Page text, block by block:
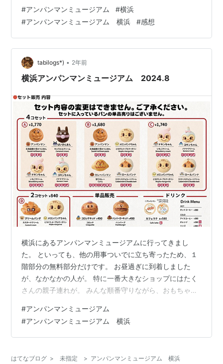
りますね(≧∇≦)b みんなのまちや、ボールで遊べるとこ
ろなど、幅広い月齢で遊べるようにねなっていました。
また、ショーが頻繁に開催されているので、我が家も２
回見ました。 その後フードコートでバースデーパンケー
キのセットと、ハンバーガーのセットを購入し、お昼ご
はん。 アンパンマンのパンケーキ…
#アンパンマンミュージアム #横浜
#アンパンマンミュージアム 横浜 #感想
tabilogs*) • 2年前
横浜アンパンマンミュージアム 2024.8
横浜にあるアンパンマンミュージアムに行ってきまし
た。 といっても、他の用事ついでに立ち寄ったため、１
階部分の無料部分だけです。 お昼過ぎに到着しました
が、なかなかの人が。 特に一番大きなショップにはたく
さんの親子連れが。 みんな順番守りながら、おもちゃで
さんには何を頼むの？』や『お誕生日はこれね』など
（笑） プレゼント探しに必死ですよね〜 実際遊んで試せ
るのは大事です。 ちょっと気になったのが、ジャムおじ
販売がなく、セット売りのみとなっていました。 そし
#アンパンマンミュージアム
#アンパンマンミュージアム 横浜
はてなブログ > 未指定 > アンパンマンミュージアム 横浜